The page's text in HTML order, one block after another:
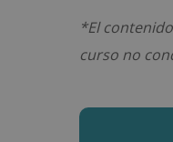
*El
curso no